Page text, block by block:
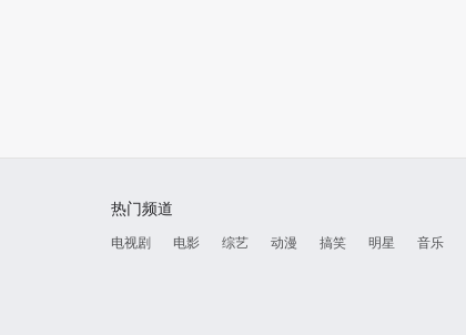
热门频道
电视剧 电影 综艺 动漫 搞笑 明星 音乐